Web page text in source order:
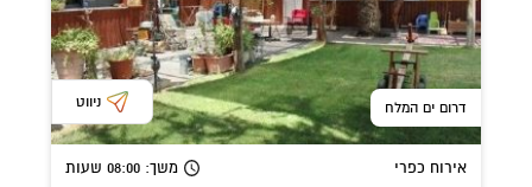
דרום ים המלח ניווט
אירוח כפרי משך: 08:00 שעות